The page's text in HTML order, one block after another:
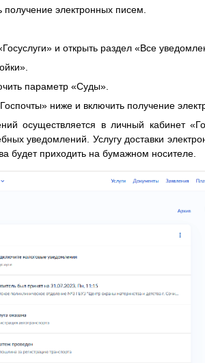
электронных писем.
и открыть раздел «Все
параметр «Суды».
ниже и включить получение
осуществляется в личный кабинет
уведомлений. Услугу доставки
будет приходить на бумажном носителе.